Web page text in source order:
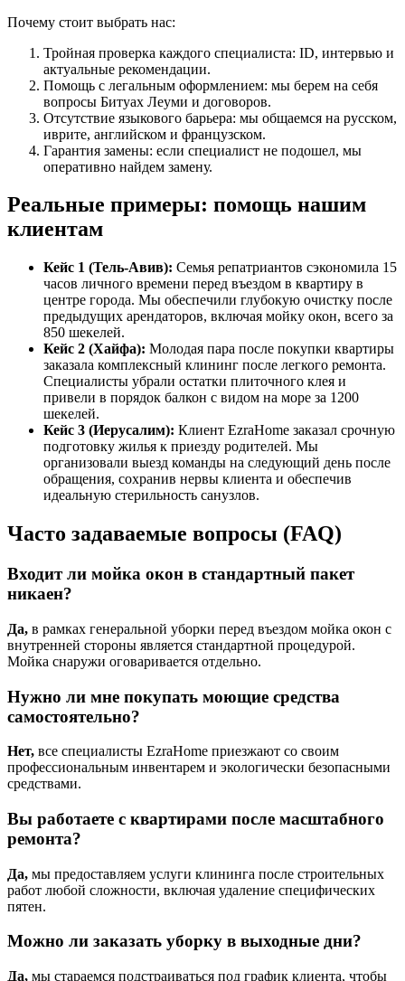
Почему стоит выбрать нас:
Тройная проверка каждого специалиста: ID, интервью и
актуальные рекомендации.
Помощь с легальным оформлением: мы берем на себя
вопросы Битуах Леуми и договоров.
Отсутствие языкового барьера: мы общаемся на русском,
иврите, английском и французском.
Гарантия замены: если специалист не подошел, мы
оперативно найдем замену.
Реальные примеры: помощь нашим
клиентам
Кейс 1 (Тель-Авив): Семья репатриантов сэкономила 15
часов личного времени перед въездом в квартиру в
центре города. Мы обеспечили глубокую очистку после
предыдущих арендаторов, включая мойку окон, всего за
850 шекелей.
Кейс 2 (Хайфа): Молодая пара после покупки квартиры
заказала комплексный клининг после легкого ремонта.
Специалисты убрали остатки плиточного клея и
привели в порядок балкон с видом на море за 1200
шекелей.
Кейс 3 (Иерусалим): Клиент EzraHome заказал срочную
подготовку жилья к приезду родителей. Мы
организовали выезд команды на следующий день после
обращения, сохранив нервы клиента и обеспечив
идеальную стерильность санузлов.
Часто задаваемые вопросы (FAQ)
Входит ли мойка окон в стандартный пакет
никаен?
Да, в рамках генеральной уборки перед въездом мойка окон с
внутренней стороны является стандартной процедурой.
Мойка снаружи оговаривается отдельно.
Нужно ли мне покупать моющие средства
самостоятельно?
Нет, все специалисты EzraHome приезжают со своим
профессиональным инвентарем и экологически безопасными
средствами.
Вы работаете с квартирами после масштабного
ремонта?
Да, мы предоставляем услуги клининга после строительных
работ любой сложности, включая удаление специфических
пятен.
Можно ли заказать уборку в выходные дни?
Да, мы стараемся подстраиваться под график клиента, чтобы